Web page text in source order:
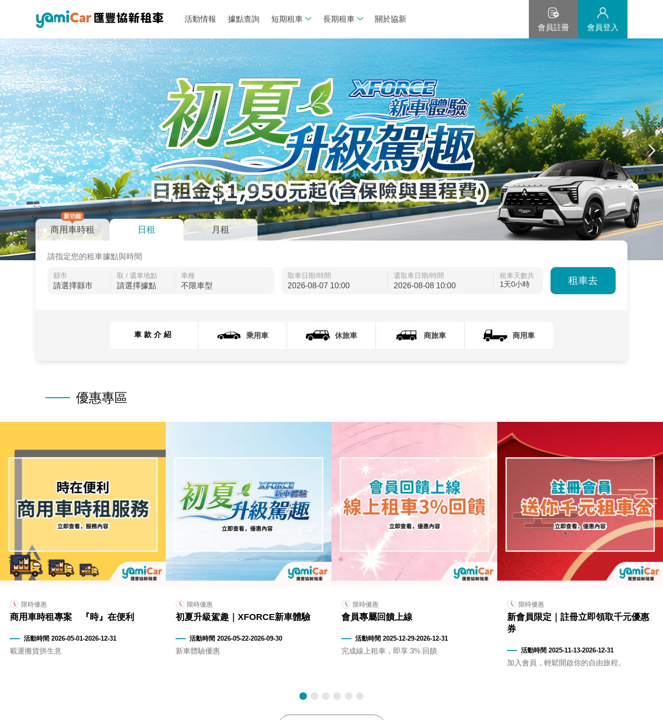
活動情報 據點查詢 短期租車
車款介紹
租車須知
長期租車
長租諮詢專區
買車V.S.租車
專案推薦
專案試算
常見問題
關於協新
會員註冊
會員登入
新功能
商用車時租 日租 月租
請指定您的租車據點與時間
縣市 取 / 還車地點 車種 取車日期/時間 還取車日期/時間 租車天數共
1天0小時 租車去
車款介紹 乘用車 休旅車 商旅車 商用車
優惠專區
限時優惠
商用車時租專案 『時』在便利
活動時間 2026-05-01-2026-12-31
載運搬貨拼生意
限時優惠
初夏升級駕趣｜XFORCE新車體驗
活動時間 2026-05-22-2026-09-30
新車體驗優惠
限時優惠
會員專屬回饋上線
活動時間 2025-12-29-2026-12-31
完成線上租車，即享 3% 回饋
限時優惠
新會員限定｜註冊立即領取千元優惠
券
活動時間 2025-11-13-2026-12-31
加入會員，輕鬆開啟你的自由旅程。